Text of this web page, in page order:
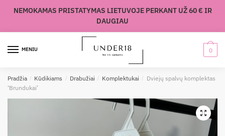
NEMOKAMAS PRISTATYMAS LIETUVOJE PERKANT UŽ 60 € IR
DAUGIAU
MENIU 0
Pradžia / Kūdikiams / Drabužiai / Komplektukai /
Dviejų spalvų komplektas
‘Brundukai’
🔍